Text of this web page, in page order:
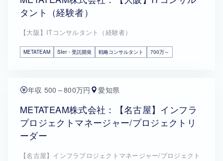
タント（経験者）
【大阪】ITコンサルタント（経験者）
METATEAM SIer・受託開発 戦略コンサルタント 700万～
年収 500～800万円 愛知県
METATEAM株式会社：【名古屋】インフラ
プロジェクトマネージャー/プロジェクトリ
ーダー
【名古屋】インフラプロジェクトマネージャー/プロジェクト